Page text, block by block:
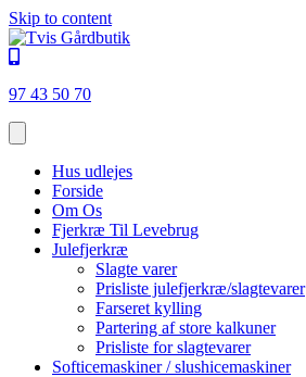
Skip to content
97 43 50 70
Hus udlejes
Forside
Om Os
Fjerkræ Til Levebrug
Julefjerkræ
Slagte varer
Prisliste julefjerkræ/slagtevarer
Farseret kylling
Partering af store kalkuner
Prisliste for slagtevarer
Softicemaskiner / slushicemaskiner